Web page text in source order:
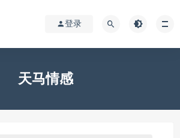
登录
天马情感